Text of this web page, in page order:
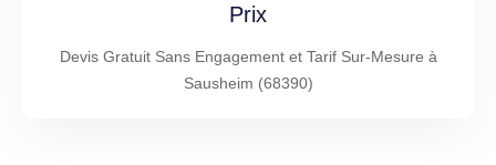
Prix
Devis Gratuit Sans Engagement et Tarif Sur-Mesure à
Sausheim (68390)